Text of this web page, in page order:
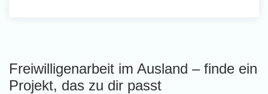
Freiwilligenarbeit im Ausland – finde ein
Projekt, das zu dir passt